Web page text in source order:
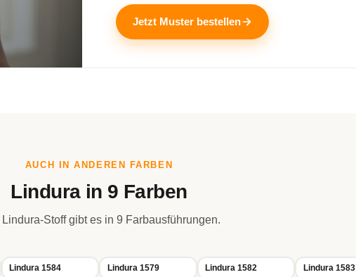
Jetzt Muster bestellen
AUCH IN ANDEREN FARBEN
Lindura in 9 Farben
Lindura-Stoff gibt es in 9 Farbausführungen.
Lindura 1584 Lindura 1579 Lindura 1582 Lindura 1583